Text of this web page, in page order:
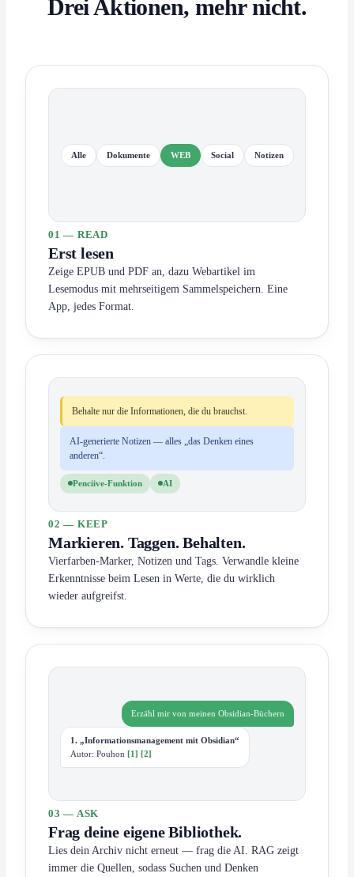
Drei Aktionen, mehr nicht.
Alle Dokumente WEB Social Notizen
01 — READ
Erst lesen
Zeige EPUB und PDF an, dazu Webartikel im
Lesemodus mit mehrseitigem Sammelspeichern. Eine
App, jedes Format.
Behalte nur die Informationen, die du brauchst.
AI-generierte Notizen — alles „das Denken eines
anderen“.
Penciive-Funktion AI
02 — KEEP
Markieren. Taggen. Behalten.
Vierfarben-Marker, Notizen und Tags. Verwandle kleine
Erkenntnisse beim Lesen in Werte, die du wirklich
wieder aufgreifst.
Erzähl mir von meinen Obsidian-Büchern
1. „Informationsmanagement mit Obsidian“
Autor: Pouhon [1] [2]
03 — ASK
Frag deine eigene Bibliothek.
Lies dein Archiv nicht erneut — frag die AI. RAG zeigt
immer die Quellen, sodass Suchen und Denken